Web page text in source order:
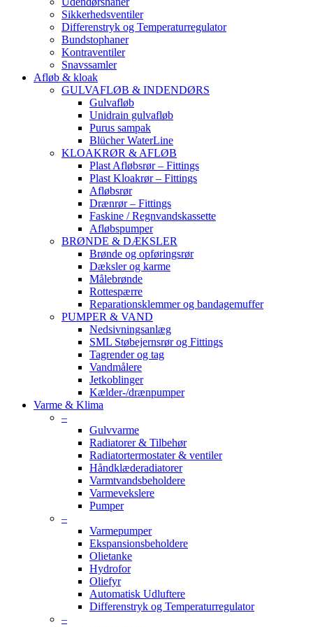
Sikkerhedsventiler
Differenstryk og Temperaturregulator
Bundstophaner
Kontraventiler
Snavssamler
Afløb & kloak
GULVAFLØB & INDENDØRS
Gulvafløb
Unidrain gulvafløb
Purus sampak
Blücher WaterLine
KLOAKRØR & AFLØB
Plast Afløbsrør – Fittings
Plast Kloakrør – Fittings
Afløbsrør
Drænrør – Fittings
Faskine / Regnvandskassette
Afløbspumper
BRØNDE & DÆKSLER
Brønde og opføringsrør
Dæksler og karme
Målebrønde
Rottespærre
Reparationsklemmer og bandagemuffer
PUMPER & VAND
Nedsivningsanlæg
SML Støbejernsrør og Fittings
Tagrender og tag
Vandmålere
Jetkoblinger
Kælder-/drænpumper
Varme & Klima
–
Gulvvarme
Radiatorer & Tilbehør
Radiatortermostater & ventiler
Håndklæderadiatorer
Varmtvandsbeholdere
Varmevekslere
Pumper
–
Varmepumper
Ekspansionsbeholdere
Olietanke
Hydrofor
Oliefyr
Automatisk Udluftere
Differenstryk og Temperaturregulator
–